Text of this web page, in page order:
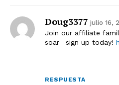
Doug3377 julio 16,
Join our affiliate
soar—sign up today!
RESPUESTA